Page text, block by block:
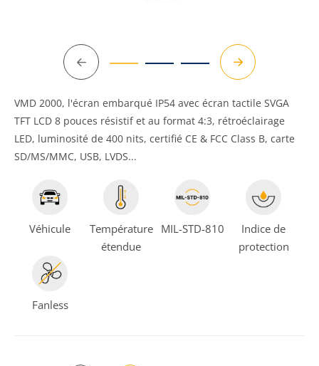
Précédent Suivant
VMD 2000, l'écran embarqué IP54 avec écran tactile SVGA
TFT LCD 8 pouces résistif et au format 4:3, rétroéclairage
LED, luminosité de 400 nits, certifié CE & FCC Class B, carte
SD/MS/MMC, USB, LVDS...
Véhicule
Température
étendue
MIL-STD-810
Indice de
protection
Fanless